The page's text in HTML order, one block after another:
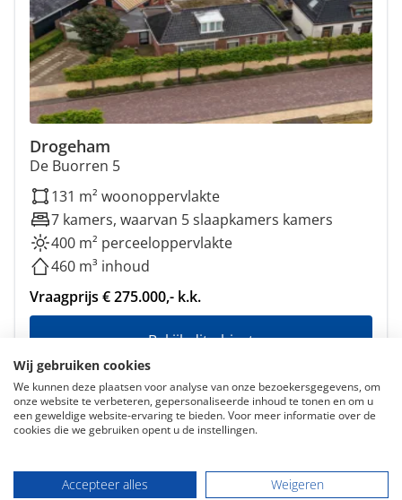
Drogeham
De Buorren 5
131 m² woonoppervlakte
7 kamers, waarvan 5 slaapkamers kamers
400 m² perceeloppervlakte
460 m³ inhoud
Vraagprijs € 275.000,- k.k.
Bekijk dit object
Wij gebruiken cookies
We kunnen deze plaatsen voor analyse van onze bezoekersgegevens, om
onze website te verbeteren, gepersonaliseerde inhoud te tonen en om u
een geweldige website-ervaring te bieden. Voor meer informatie over de
cookies die we gebruiken opent u de instellingen.
Accepteer alles
Weigeren